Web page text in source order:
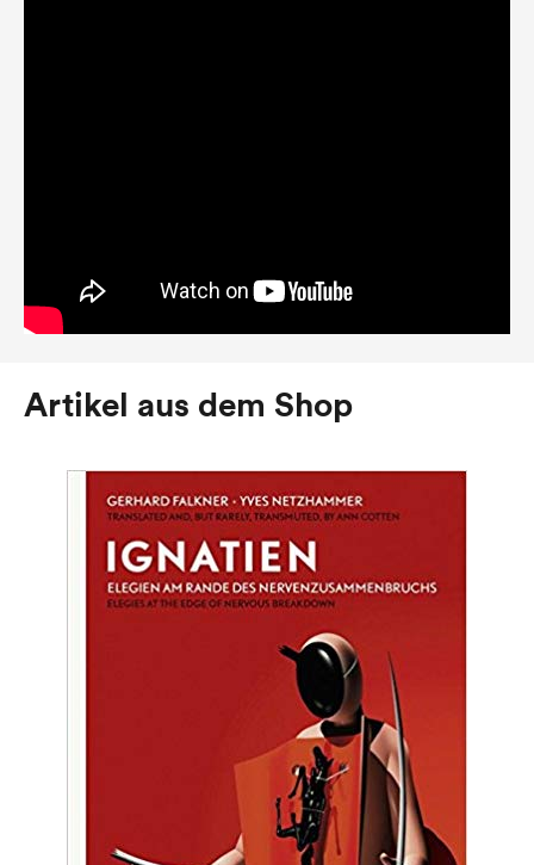
Artikel aus dem Shop